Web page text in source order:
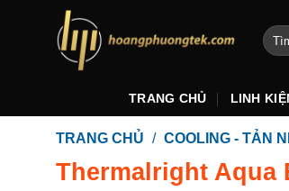
Tìm
kiếm:
TRANG CHỦ LINH
TRANG CHỦ / COOLING - TẢN
Thermalright Aqua